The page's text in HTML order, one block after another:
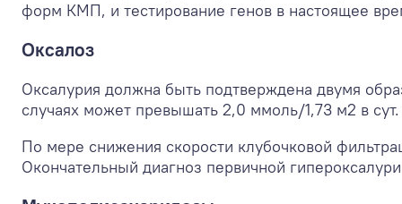
форм КМП, и тестирование генов в настоящее
Оксалоз
Оксалурия должна быть подтверждена двумя
случаях может превышать 2,0 ммоль/1,73 м2 в
По мере снижения скорости клубочковой
Окончательный диагноз первичной